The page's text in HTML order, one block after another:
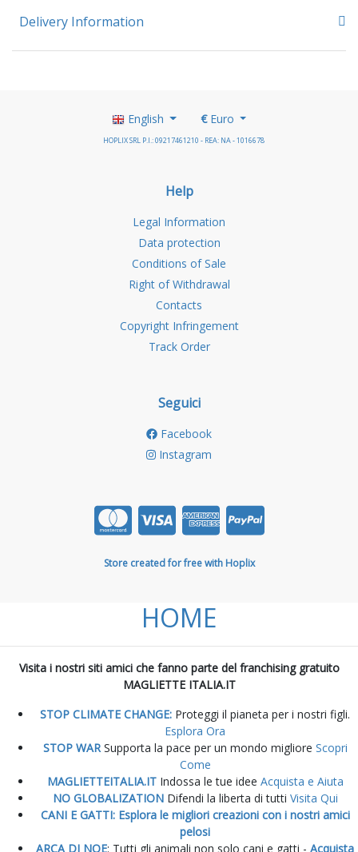
Delivery Information
English €Euro
HOPLIX SRL P.I.: 09217461210 - REA: NA - 1016678
Help
Legal Information
Data protection
Conditions of Sale
Right of Withdrawal
Contacts
Copyright Infringement
Track Order
Seguici
Facebook
Instagram
Store created for free with Hoplix
HOME
Visita i nostri siti amici che fanno parte del franchising gratuito
MAGLIETTE ITALIA.IT
STOP CLIMATE CHANGE: Proteggi il pianeta per i nostri figli.
Esplora Ora
STOP WARSupporta la pace per un mondo migliore Scopri
Come
MAGLIETTEITALIA.ITIndossa le tue idee Acquista e Aiuta
NO GLOBALIZATION Difendi la liberta di tutti Visita Qui
CANI E GATTI: Esplora le migliori creazioni con i nostri amici
pelosi
ARCA DI NOE: Tutti gli animali non solo cani e gatti - Acquista